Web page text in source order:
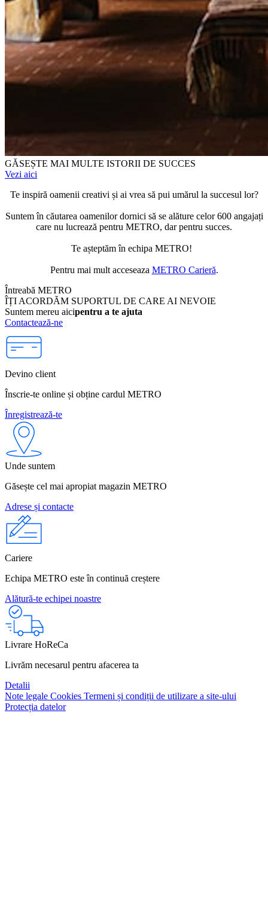
GĂSEȘTE MAI MULTE ISTORII DE SUCCES
Vezi aici
Te inspiră oamenii creativi și ai vrea să pui umărul la succesul lor?
Suntem în căutarea oamenilor dornici să se alăture celor 600 angajați
care nu lucrează pentru METRO, dar pentru succes.
Te așteptăm în echipa METRO!
Pentru mai mult acceseaza METRO Carieră.
Întreabă METRO
ÎȚI ACORDĂM SUPORTUL DE CARE AI NEVOIE
Suntem mereu aicipentru a te ajuta
Contactează-ne
Devino client
Înscrie-te online și obține cardul METRO
Înregistrează-te
Unde suntem
Găsește cel mai apropiat magazin METRO
Adrese și contacte
Cariere
Echipa METRO este în continuă creștere
Alătură-te echipei noastre
Livrare HoReCa
Livrăm necesarul pentru afacerea ta
Detalii
Note legale Cookies Termeni și condiții de utilizare a site-ului
Protecția datelor